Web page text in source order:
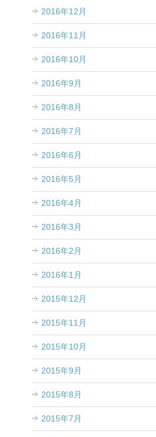
2016年12月
2016年11月
2016年10月
2016年9月
2016年8月
2016年7月
2016年6月
2016年5月
2016年4月
2016年3月
2016年2月
2016年1月
2015年12月
2015年11月
2015年10月
2015年9月
2015年8月
2015年7月